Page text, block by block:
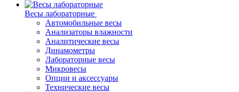
Весы лабораторные
Автомобильные весы
Анализаторы влажности
Аналитические весы
Динамометры
Лабораторные весы
Микровесы
Опции и аксессуары
Технические весы